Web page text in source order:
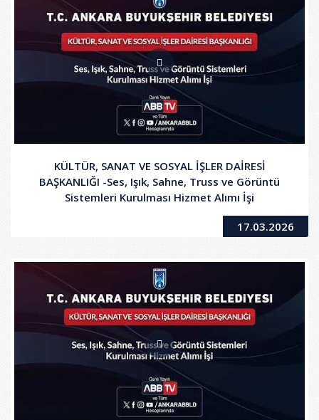
KÜLTÜR, SANAT VE SOSYAL İŞLER DAİRESİ
BAŞKANLIĞI -Ses, Işık, Sahne, Truss ve Görüntü
Sistemleri Kurulması Hizmet Alımı İşi
17.03.2026